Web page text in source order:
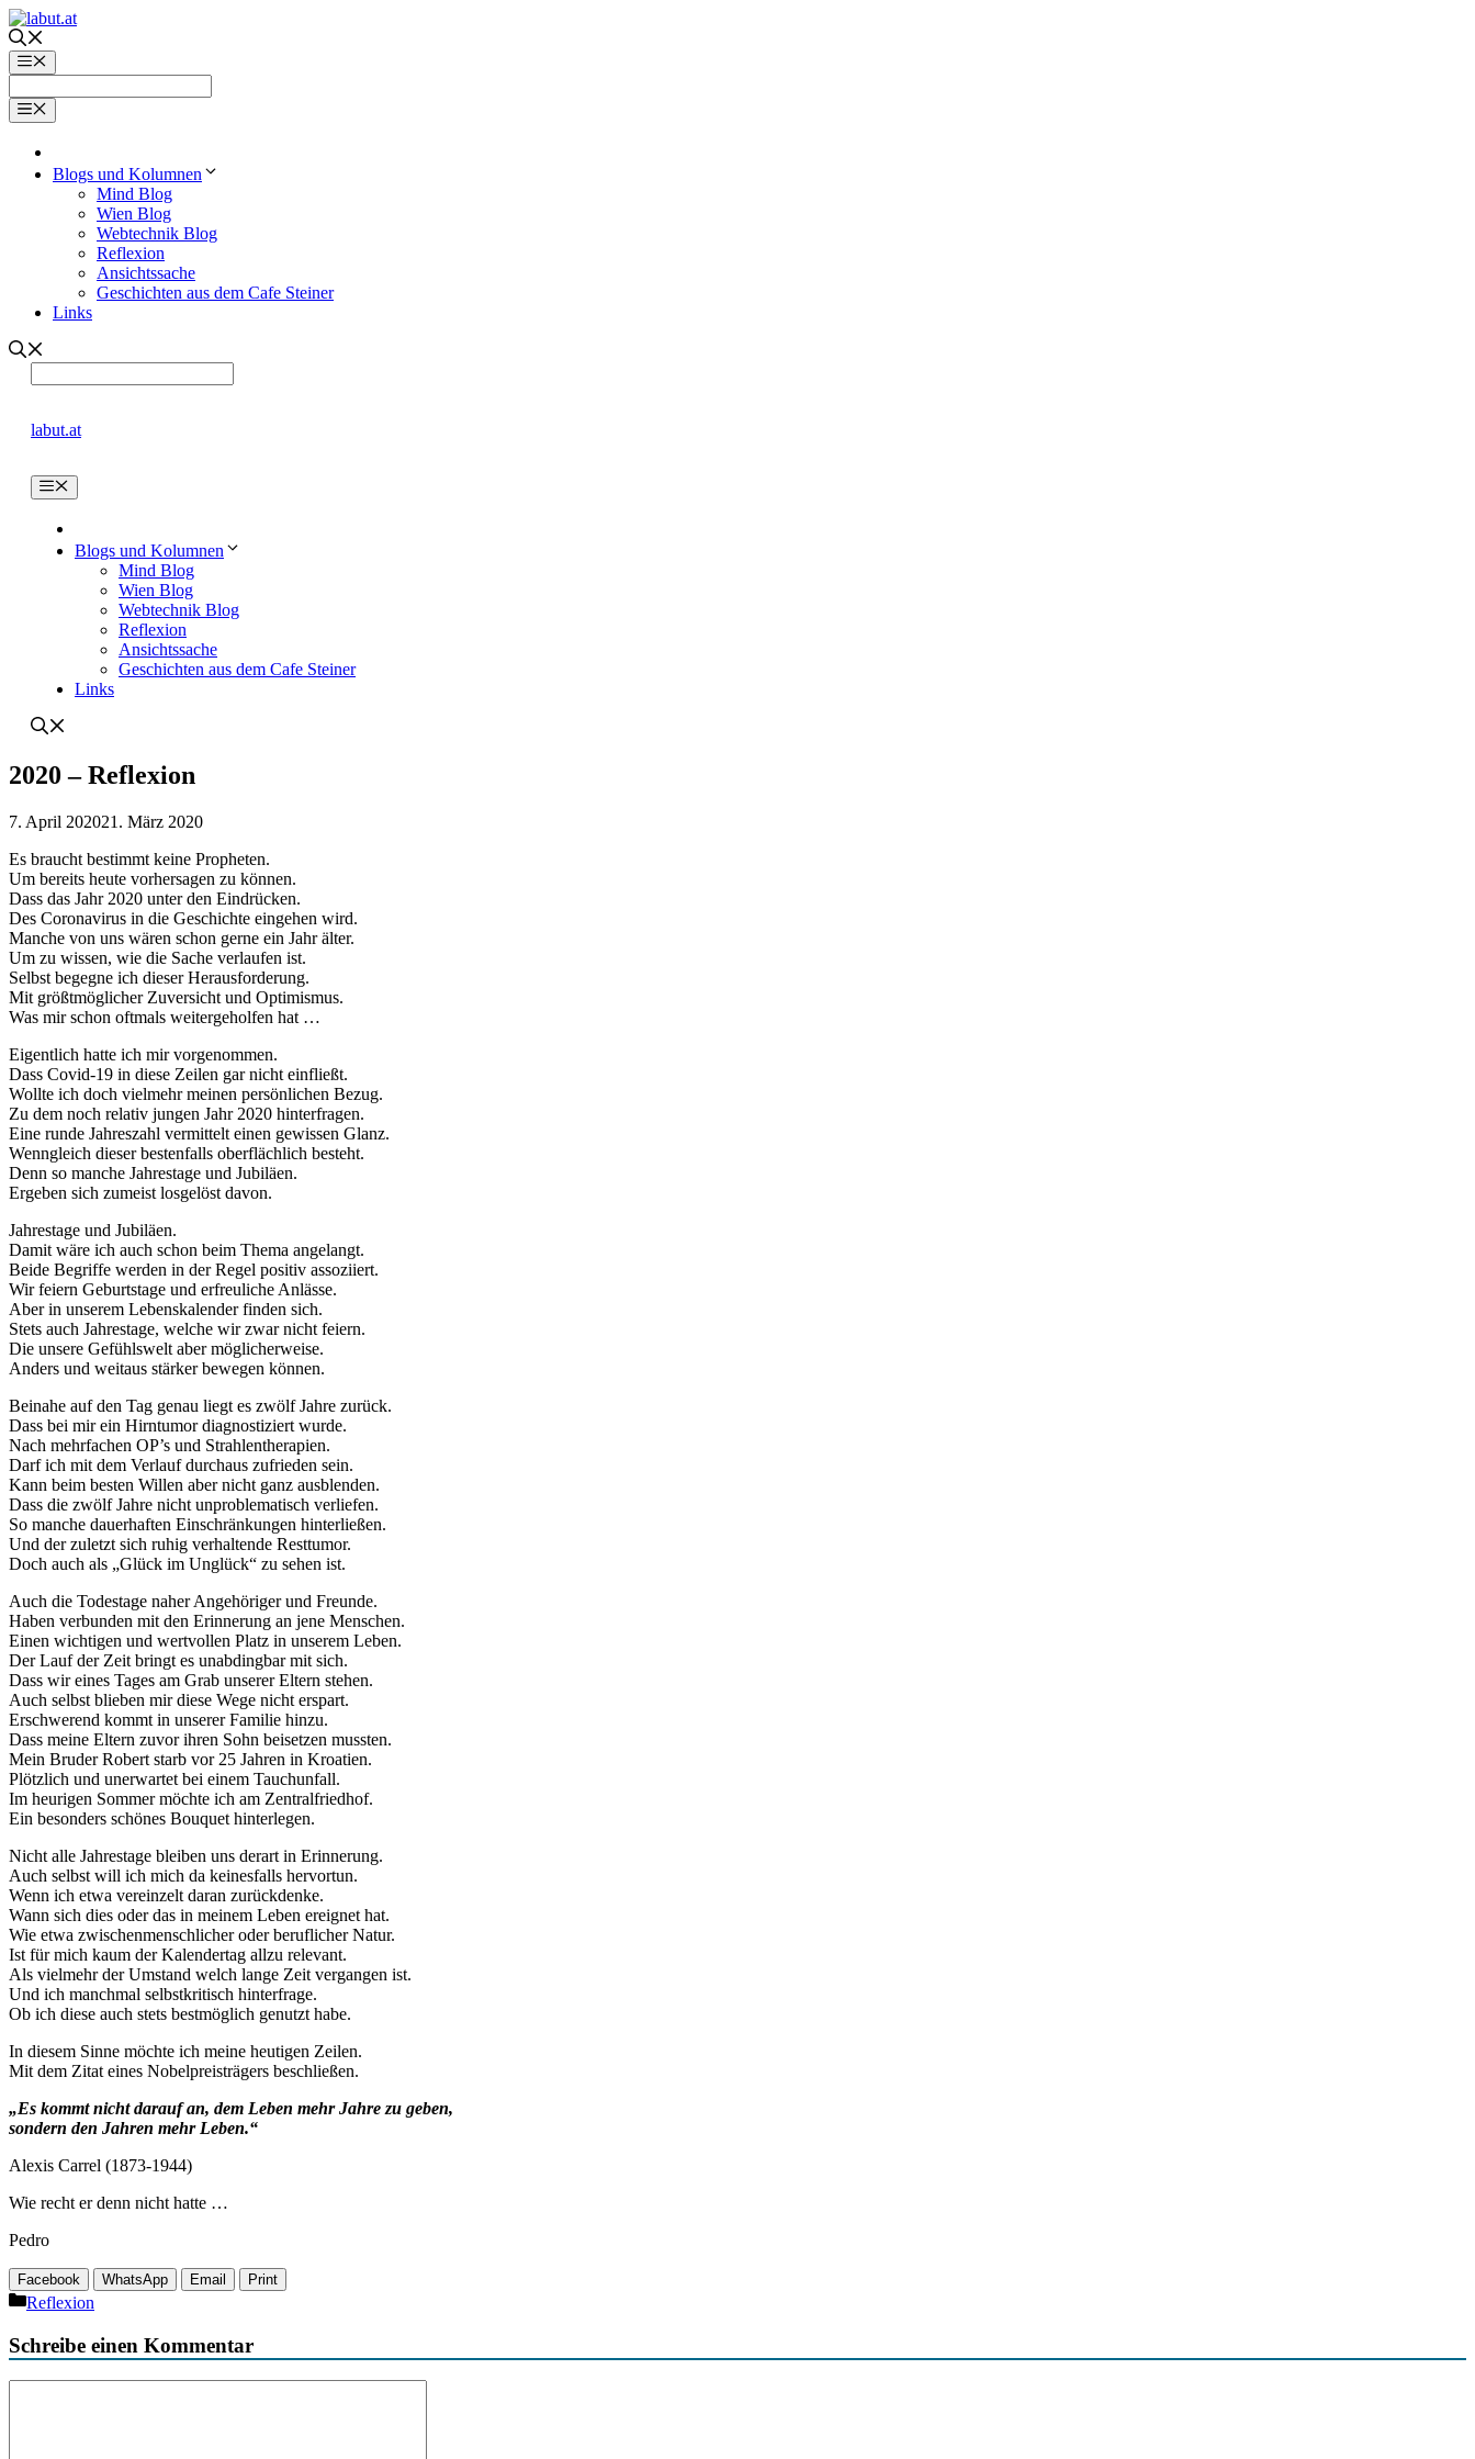
Zum
Inhalt
springenMenü
Menü
Blogs und Kolumnen
Mind Blog
Wien Blog
Webtechnik Blog
Reflexion
Ansichtssache
Geschichten aus dem Cafe Steiner
Links
labut.at
Menü
Blogs und Kolumnen
Mind Blog
Wien Blog
Webtechnik Blog
Reflexion
Ansichtssache
Geschichten aus dem Cafe Steiner
Links
2020 – Reflexion
7. April 202021. März 2020
Es braucht bestimmt keine Propheten.
Um bereits heute vorhersagen zu können.
Dass das Jahr 2020 unter den Eindrücken.
Des Coronavirus in die Geschichte eingehen wird.
Manche von uns wären schon gerne ein Jahr älter.
Um zu wissen, wie die Sache verlaufen ist.
Selbst begegne ich dieser Herausforderung.
Mit größtmöglicher Zuversicht und Optimismus.
Was mir schon oftmals weitergeholfen hat …
Eigentlich hatte ich mir vorgenommen.
Dass Covid-19 in diese Zeilen gar nicht einfließt.
Wollte ich doch vielmehr meinen persönlichen Bezug.
Zu dem noch relativ jungen Jahr 2020 hinterfragen.
Eine runde Jahreszahl vermittelt einen gewissen Glanz.
Wenngleich dieser bestenfalls oberflächlich besteht.
Denn so manche Jahrestage und Jubiläen.
Ergeben sich zumeist losgelöst davon.
Jahrestage und Jubiläen.
Damit wäre ich auch schon beim Thema angelangt.
Beide Begriffe werden in der Regel positiv assoziiert.
Wir feiern Geburtstage und erfreuliche Anlässe.
Aber in unserem Lebenskalender finden sich.
Stets auch Jahrestage, welche wir zwar nicht feiern.
Die unsere Gefühlswelt aber möglicherweise.
Anders und weitaus stärker bewegen können.
Beinahe auf den Tag genau liegt es zwölf Jahre zurück.
Dass bei mir ein Hirntumor diagnostiziert wurde.
Nach mehrfachen OP’s und Strahlentherapien.
Darf ich mit dem Verlauf durchaus zufrieden sein.
Kann beim besten Willen aber nicht ganz ausblenden.
Dass die zwölf Jahre nicht unproblematisch verliefen.
So manche dauerhaften Einschränkungen hinterließen.
Und der zuletzt sich ruhig verhaltende Resttumor.
Doch auch als „Glück im Unglück“ zu sehen ist.
Auch die Todestage naher Angehöriger und Freunde.
Haben verbunden mit den Erinnerung an jene Menschen.
Einen wichtigen und wertvollen Platz in unserem Leben.
Der Lauf der Zeit bringt es unabdingbar mit sich.
Dass wir eines Tages am Grab unserer Eltern stehen.
Auch selbst blieben mir diese Wege nicht erspart.
Erschwerend kommt in unserer Familie hinzu.
Dass meine Eltern zuvor ihren Sohn beisetzen mussten.
Mein Bruder Robert starb vor 25 Jahren in Kroatien.
Plötzlich und unerwartet bei einem Tauchunfall.
Im heurigen Sommer möchte ich am Zentralfriedhof.
Ein besonders schönes Bouquet hinterlegen.
Nicht alle Jahrestage bleiben uns derart in Erinnerung.
Auch selbst will ich mich da keinesfalls hervortun.
Wenn ich etwa vereinzelt daran zurückdenke.
Wann sich dies oder das in meinem Leben ereignet hat.
Wie etwa zwischenmenschlicher oder beruflicher Natur.
Ist für mich kaum der Kalendertag allzu relevant.
Als vielmehr der Umstand welch lange Zeit vergangen ist.
Und ich manchmal selbstkritisch hinterfrage.
Ob ich diese auch stets bestmöglich genutzt habe.
In diesem Sinne möchte ich meine heutigen Zeilen.
Mit dem Zitat eines Nobelpreisträgers beschließen.
„Es kommt nicht darauf an, dem Leben mehr Jahre zu geben,
sondern den Jahren mehr Leben.“
Alexis Carrel (1873-1944)
Wie recht er denn nicht hatte …
Pedro
Facebook WhatsApp Email Print
Kategorien
Reflexion
Schreibe einen Kommentar